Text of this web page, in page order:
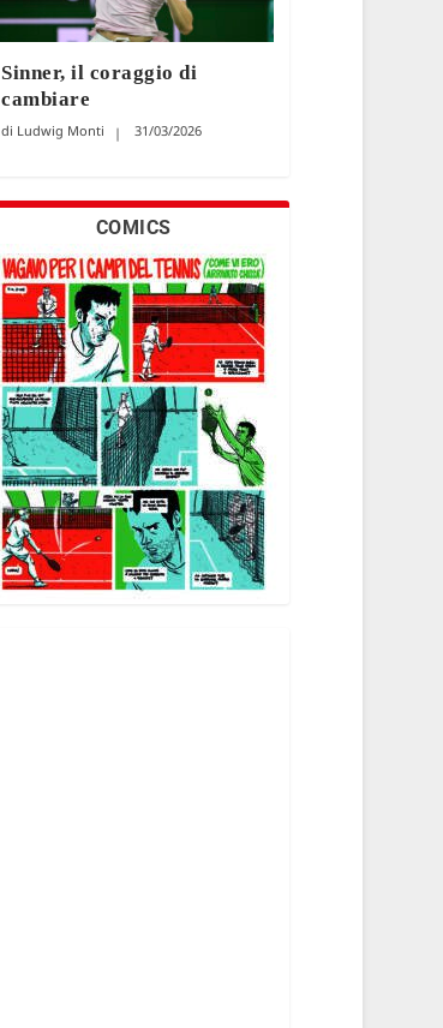
Sinner, il coraggio di
cambiare
Ludwig Monti 31/03/2026
COMICS